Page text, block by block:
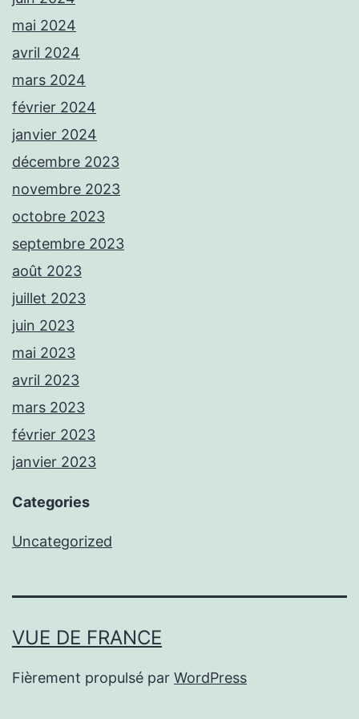
mai 2024
avril 2024
mars 2024
février 2024
janvier 2024
décembre 2023
novembre 2023
octobre 2023
septembre 2023
août 2023
juillet 2023
juin 2023
mai 2023
avril 2023
mars 2023
février 2023
janvier 2023
Categories
Uncategorized
VUE DE FRANCE
Fièrement propulsé par WordPress